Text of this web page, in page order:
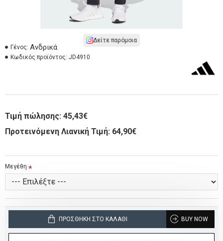
Δείτε παρόμοια
Γένος: Ανδρικά
Κωδικός προϊόντος: JD4910
Τιμή πώλησης: 45,43€
Προτεινόμενη Λιανική Τιμή: 64,90€
Μεγέθη
ΠΡΟΣΘΉΚΗ ΣΤΟ ΚΑΛΆΘΙ BUY NOW